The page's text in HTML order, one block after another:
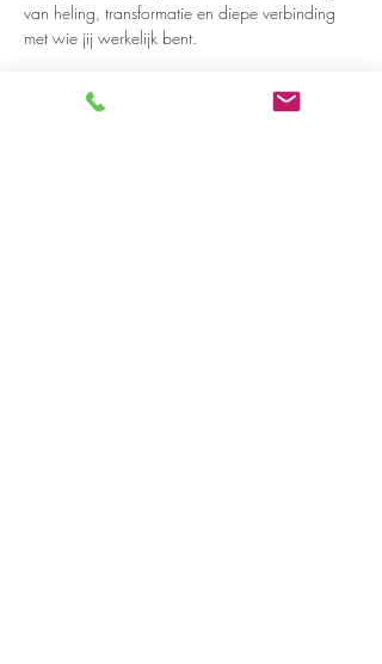
van heling, transformatie en diepe verbinding
met wie jij werkelijk bent.
𝘿𝙞𝙩 𝙞𝙨 𝙟𝙤𝙪𝙬 𝙪𝙞𝙩𝙣𝙤𝙙𝙞𝙜𝙞𝙣𝙜 𝙤𝙢 𝙩𝙚
𝙜𝙧𝙤𝙚𝙞𝙚𝙣, 𝙩𝙚 𝙗𝙡𝙤𝙚𝙞𝙚𝙣 𝙚𝙣 𝙟𝙚 𝙝𝙖𝙧𝙩 𝙬𝙚𝙚𝙧